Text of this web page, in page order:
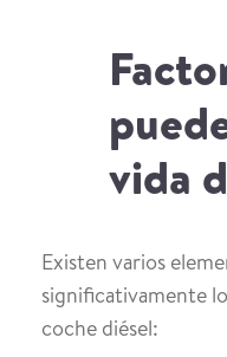
vida
Existen varios
significativamente
coche diésel: